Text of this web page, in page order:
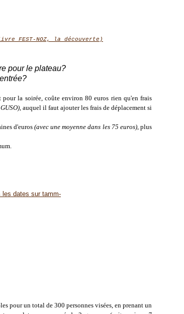
FEST-NOZ, la découverte)
pour le plateau?
la soirée, coûte environ 80 euros rien qu'en frais
, auquel il faut ajouter les frais de déplacement si
d'euros (avec une moyenne dans les 75 euros), plus
pour un total de 300 personnes visées, en prenant un